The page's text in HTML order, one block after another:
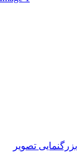
بزرگنمایی تصویر